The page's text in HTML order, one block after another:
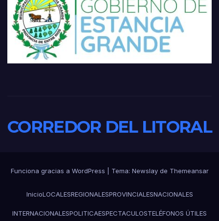
CORREDOR DEL LITORAL
Funciona gracias a WordPress Tema: Newslayde Themeansar
InicioLOCALESREGIONALESPROVINCIALESNACIONALES
INTERNACIONALESPOLITICAESPECTACULOSTELÉFONOS ÚTILES